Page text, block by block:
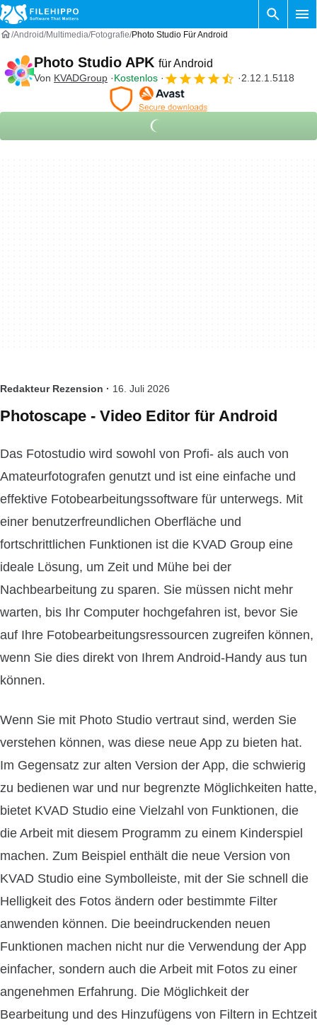
Android Multimedia Fotografie Photo Studio Für Android
Photo Studio APK für Android
Von KVADGroup Kostenlos 2.12.1.5118
Redakteur Rezension · 16. Juli 2026
Photoscape - Video Editor für Android
Das Fotostudio wird sowohl von Profi- als auch von
Amateurfotografen genutzt und ist eine einfache und
effektive Fotobearbeitungssoftware für unterwegs. Mit
einer benutzerfreundlichen Oberfläche und
fortschrittlichen Funktionen ist die KVAD Group eine
ideale Lösung, um Zeit und Mühe bei der
Nachbearbeitung zu sparen. Sie müssen nicht mehr
warten, bis Ihr Computer hochgefahren ist, bevor Sie
auf Ihre Fotobearbeitungsressourcen zugreifen können,
wenn Sie dies direkt von Ihrem Android-Handy aus tun
können.
Wenn Sie mit Photo Studio vertraut sind, werden Sie
verstehen können, was diese neue App zu bieten hat.
Im Gegensatz zur alten Version der App, die schwierig
zu bedienen war und nur begrenzte Möglichkeiten hatte,
bietet KVAD Studio eine Vielzahl von Funktionen, die
die Arbeit mit diesem Programm zu einem Kinderspiel
machen. Zum Beispiel enthält die neue Version von
KVAD Studio eine Symbolleiste, mit der Sie schnell die
Helligkeit des Fotos ändern oder bestimmte Filter
anwenden können. Die beeindruckenden neuen
Funktionen machen nicht nur die Verwendung der App
einfacher, sondern auch die Arbeit mit Fotos zu einer
angenehmen Erfahrung. Die Möglichkeit der
Bearbeitung und des Hinzufügens von Filtern in Echtzeit